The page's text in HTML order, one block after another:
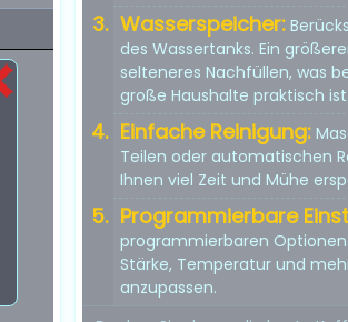
Wasserspeicher:
des Wassertanks. Ein
selteneres Nachfüllen, was
große Haushalte praktisch ist.
Einfache Reinigung:
Teilen oder automatischen
Ihnen viel Zeit und Mühe
Programmierbare
programmierbaren
Stärke, Temperatur und
anzupassen.